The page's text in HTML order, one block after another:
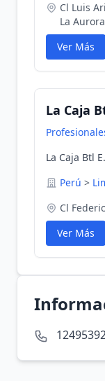
Cl Luis
La Aurora
Ver Más
La Caja
La Caja Btl
Perú >
Cl
Ver Más